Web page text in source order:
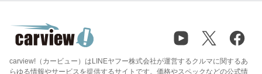
carview!（カービュー）はLINEヤフー株式会社が運営するクルマに関するあ
らゆる情報やサービスを提供するサイトです。価格やスペックなどの公式情